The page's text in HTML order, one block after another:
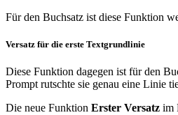
Für den Buchsatz ist diese Funktion
Versatz für die erste Textgrundlinie
Diese Funktion dagegen ist für den
Prompt rutschte sie genau eine Linie
Die neue Funktion Erster Versatz im